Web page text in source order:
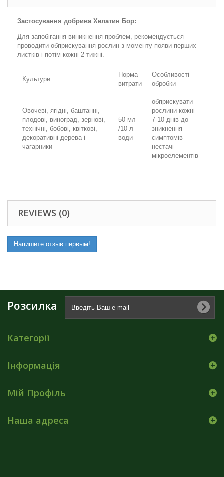
Застосування добрива Хелатин Бор:
Для запобігання виникнення проблем, рекомендується
проводити обприскування рослин з моменту появи перших
листків і потім кожні 2 тижні.
Культури
Норма
витрати
Особливості
обробки
Овочеві, ягідні, баштанні,
плодові, виноград, зернові,
технічні, бобові, квіткові,
декоративні дерева і
чагарники
50 мл
/10 л
води
обприскувати
рослини кожні
7-10 днів до
зникнення
симптомів
нестачі
мікроелементів
REVIEWS (0)
Напишите отзыв первым!
Розсилка
Категорії
Інформація
Мій Профіль
Наша адреса